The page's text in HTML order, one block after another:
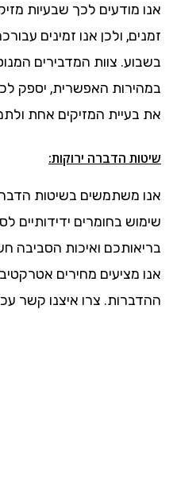
אנו מודעים לכך שבעיות
בשבוע. צוות המדבירים
במהירות האפשרית, יספק
את בעיית המזיקים אחת
שיטות הדברה ירוקות:
אנו משתמשים בשיטות
שימוש בחומרים ידידותיים
בריאותכם ואיכות הסביבה
אנו מציעים מחירים
ההדברות. צרו איצנו קשר